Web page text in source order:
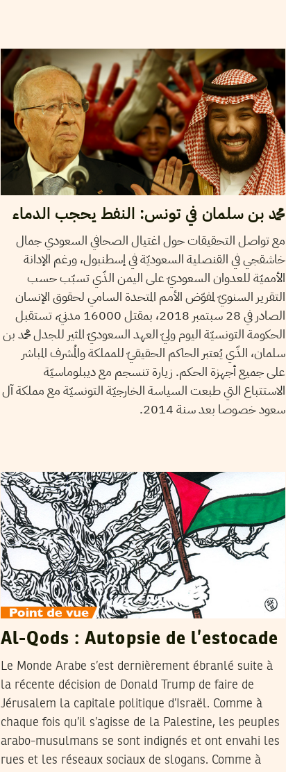
محمد بن سلمان في تونس: النفط يحجب الدماء
مع تواصل التحقيقات حول اغتيال الصحافي السعودي جمال
خاشقجي في القنصلية السعوديّة في إسطنبول، ورغم الإدانة
الأمميّة للعدوان السعوديّ على اليمن الذّي تسبّب حسب
التقرير السنويّ لمفوّض الأمم المتحدة السامي لحقوق الإنسان
الصادر في 28 سبتمبر 2018، بمقتل 16000 مدنيّ، تستقبل
الحكومة التونسيّة اليوم وليّ العهد السعوديّ المثير للجدل محمد بن
سلمان، الذّي يُعتبر الحاكم الحقيقيّ للمملكة والمُشرف المباشر
على جميع أجهزة الحكم. زيارة تنسجم مع ديبلوماسيّة
الاستتباع التي طبعت السياسة الخارجيّة التونسيّة مع مملكة آل
سعود خصوصا بعد سنة 2014.
Al-Qods : Autopsie de l’estocade
Le Monde Arabe s’est dernièrement ébranlé suite à
la récente décision de Donald Trump de faire de
Jérusalem la capitale politique d’Israël. Comme à
chaque fois qu’il s’agisse de la Palestine, les peuples
arabo-musulmans se sont indignés et ont envahi les
rues et les réseaux sociaux de slogans. Comme à